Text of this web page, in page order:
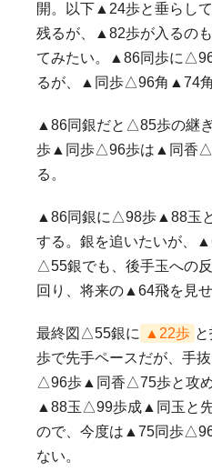
開。以下▲24歩と垂らし
残るが、▲82歩が入るの
てみたい。▲86同歩に
るが、▲同歩△96角▲74角
▲86同銀だと△85歩の継
歩▲同歩△96歩は▲同香△
る。
▲86同銀に△98歩▲88玉
する。銀を追いたいが、
△55銀でも、後手玉への
回り、将来の▲64飛を見せ
最終図△55銀に ▲22歩
歩で先手ペースだが、手
△96歩▲同香△75歩と攻
▲88玉△99歩成▲同玉と先
ので、今度は▲75同歩
ない。